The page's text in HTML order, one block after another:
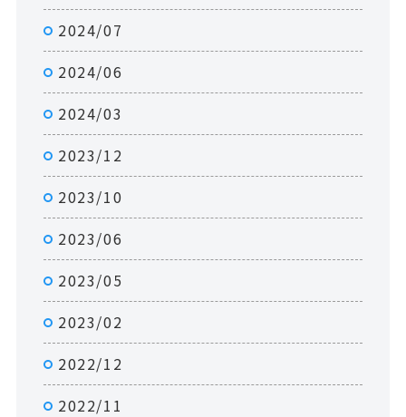
2024/07
2024/06
2024/03
2023/12
2023/10
2023/06
2023/05
2023/02
2022/12
2022/11